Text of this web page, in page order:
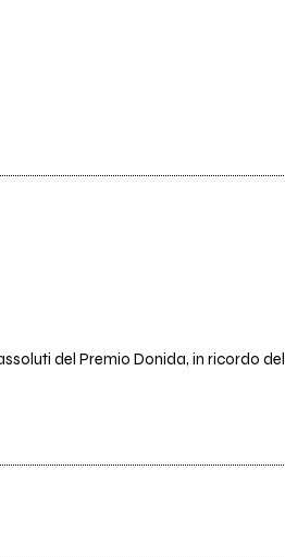
del Premio Donida, in ricordo del